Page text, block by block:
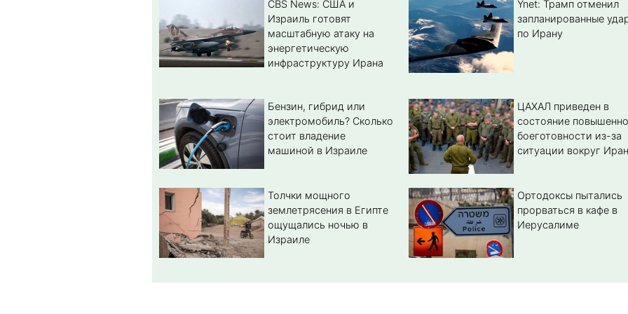
CBS News: США и
Израиль готовят
масштабную атаку на
энергетическую
инфраструктуру Ирана
Ynet: Трамп отменил
запланированные
по Ирану
Бензин, гибрид или
электромобиль? Cколько
стоит владение
машиной в Израиле
ЦАХАЛ приведен в
состояние
боеготовности из-за
ситуации вокруг
Толчки мощного
землетрясения в Египте
ощущались ночью в
Израиле
Ортодоксы пытались
прорваться в кафе в
Иерусалиме